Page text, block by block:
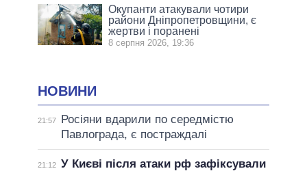
Окупанти атакували чотири
райони Дніпропетровщини, є
жертви і поранені
8 серпня 2026, 19:36
НОВИНИ
21:57
Росіяни вдарили по середмістю
Павлограда, є постраждалі
21:12 У Києві після атаки рф зафіксували